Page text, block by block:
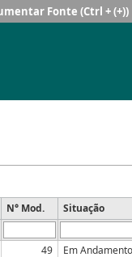
Fonte (Ctrl + (+))